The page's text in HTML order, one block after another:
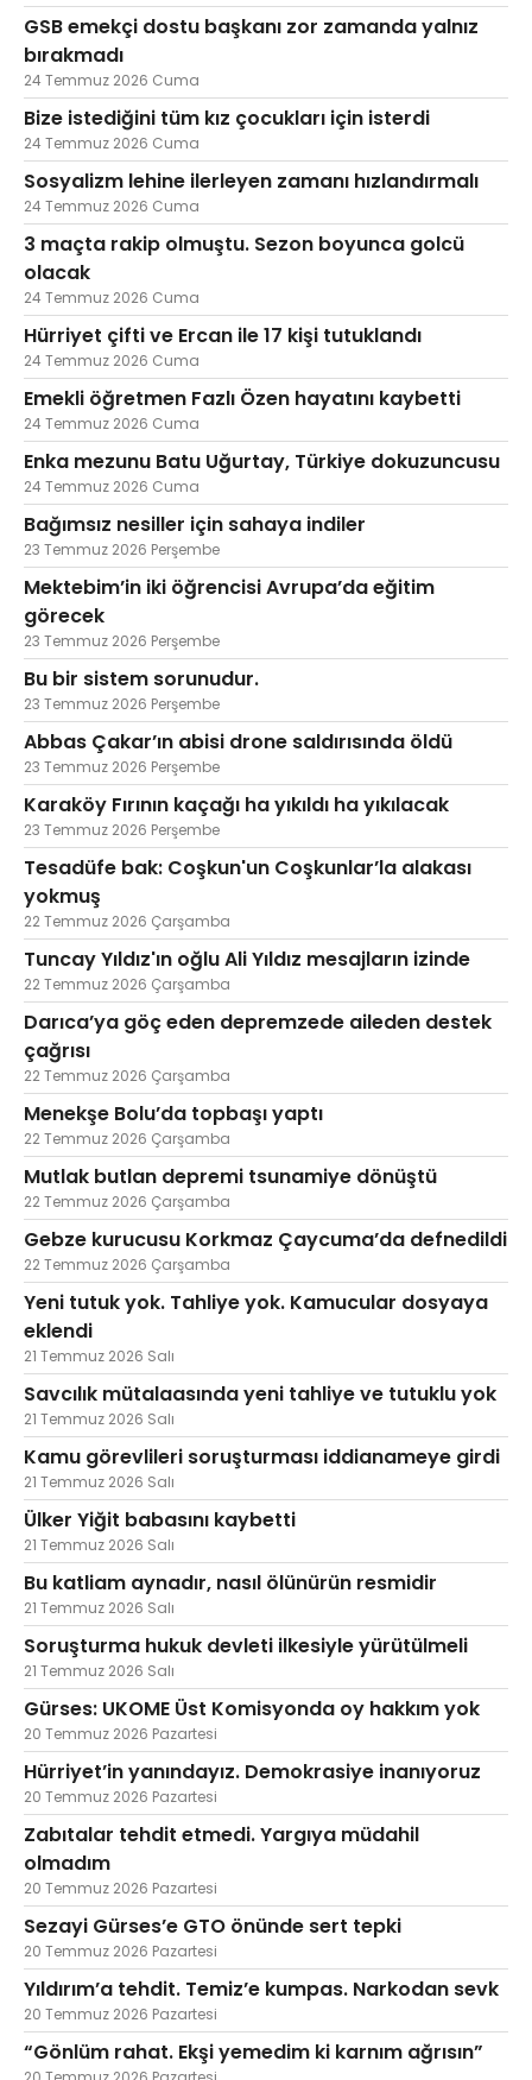
GSB emekçi dostu başkanı zor zamanda yalnız
bırakmadı
24 Temmuz 2026 Cuma
Bize istediğini tüm kız çocukları için isterdi
24 Temmuz 2026 Cuma
Sosyalizm lehine ilerleyen zamanı hızlandırmalı
24 Temmuz 2026 Cuma
3 maçta rakip olmuştu. Sezon boyunca golcü
olacak
24 Temmuz 2026 Cuma
Hürriyet çifti ve Ercan ile 17 kişi tutuklandı
24 Temmuz 2026 Cuma
Emekli öğretmen Fazlı Özen hayatını kaybetti
24 Temmuz 2026 Cuma
Enka mezunu Batu Uğurtay, Türkiye dokuzuncusu
24 Temmuz 2026 Cuma
Bağımsız nesiller için sahaya indiler
23 Temmuz 2026 Perşembe
Mektebim’in iki öğrencisi Avrupa’da eğitim
görecek
23 Temmuz 2026 Perşembe
Bu bir sistem sorunudur.
23 Temmuz 2026 Perşembe
Abbas Çakar’ın abisi drone saldırısında öldü
23 Temmuz 2026 Perşembe
Karaköy Fırının kaçağı ha yıkıldı ha yıkılacak
23 Temmuz 2026 Perşembe
Tesadüfe bak: Coşkun'un Coşkunlar’la alakası
yokmuş
22 Temmuz 2026 Çarşamba
Tuncay Yıldız'ın oğlu Ali Yıldız mesajların izinde
22 Temmuz 2026 Çarşamba
Darıca’ya göç eden depremzede aileden destek
çağrısı
22 Temmuz 2026 Çarşamba
Menekşe Bolu’da topbaşı yaptı
22 Temmuz 2026 Çarşamba
Mutlak butlan depremi tsunamiye dönüştü
22 Temmuz 2026 Çarşamba
Gebze kurucusu Korkmaz Çaycuma’da defnedildi
22 Temmuz 2026 Çarşamba
Yeni tutuk yok. Tahliye yok. Kamucular dosyaya
eklendi
21 Temmuz 2026 Salı
Savcılık mütalaasında yeni tahliye ve tutuklu yok
21 Temmuz 2026 Salı
Kamu görevlileri soruşturması iddianameye girdi
21 Temmuz 2026 Salı
Ülker Yiğit babasını kaybetti
21 Temmuz 2026 Salı
Bu katliam aynadır, nasıl ölünürün resmidir
21 Temmuz 2026 Salı
Soruşturma hukuk devleti ilkesiyle yürütülmeli
21 Temmuz 2026 Salı
Gürses: UKOME Üst Komisyonda oy hakkım yok
20 Temmuz 2026 Pazartesi
Hürriyet’in yanındayız. Demokrasiye inanıyoruz
20 Temmuz 2026 Pazartesi
Zabıtalar tehdit etmedi. Yargıya müdahil
olmadım
20 Temmuz 2026 Pazartesi
Sezayi Gürses’e GTO önünde sert tepki
20 Temmuz 2026 Pazartesi
Yıldırım’a tehdit. Temiz’e kumpas. Narkodan sevk
20 Temmuz 2026 Pazartesi
“Gönlüm rahat. Ekşi yemedim ki karnım ağrısın”